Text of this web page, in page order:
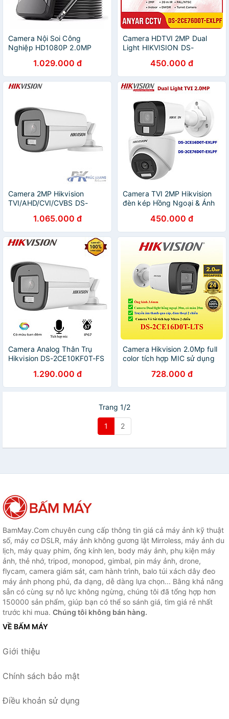
Camera Nội Soi Công
Nghiệp HD1080P 2.0MP
Kết Nối WIFI Không Dây Với
Điện Thoại F300 - Hàng
Nhập Khẩu
1.029.000 đ
Camera HDTVI 2MP Dual
Light HIKVISION DS-
,76D0T-EXLPF, 16D0T-
EXLPF, 76D0T-EXIPF,
16D0T-EXIPF, 16D0T-LPTS -
Hàng chính hãng
450.000 đ
Camera 2MP Hikvision
TVI/AHD/CVI/CVBS DS-
CÓ MÀU 24/24 Hỗ trợ đèn
trợ sáng 40m - Hàng Chính
Hãng
1.065.000 đ
Camera TVI 2MP Hikvision
đèn kép Hồng Ngoại & Ánh
minh) DS-2CE76D0T-EXLPF,
DS-2CE16D0T-EXLPF -
Hàng chính hãng
450.000 đ
Camera Analog Thân Trụ
Hikvision DS-2CE10KF0T-FS
Ban Đêm 3K, Tích Hợp
Mic. IP67,TVI/AHD - Hàng
1.290.000 đ
Camera Hikvision 2.0Mp full
color tích hợp MIC sử dụng
2CE16D0T-LTS, DS-
2CE78D0T-LTS, DS-
hãng
728.000 đ
Trang 1/2
1 2
BamMay.Com chuyên cung cấp thông tin giá cả máy ảnh kỹ thuật
số, máy cơ DSLR, máy ảnh không gương lật Mirroless, máy ảnh du
lịch, máy quay phim, ống kính len, body máy ảnh, phụ kiện máy
ảnh, thẻ nhớ, tripod, monopod, gimbal, pin máy ảnh, drone,
flycam, camera giám sát, cam hành trình, balo túi xách dây đeo
máy ảnh phong phú, đa dạng, dễ dàng lựa chọn... Bằng khả năng
sẵn có cùng sự nỗ lực không ngừng, chúng tôi đã tổng hợp hơn
150000 sản phẩm, giúp bạn có thể so sánh giá, tìm giá rẻ nhất
trước khi mua. Chúng tôi không bán hàng.
VỀ BẤM MÁY
Giới thiệu
Chính sách bảo mật
Điều khoản sử dụng